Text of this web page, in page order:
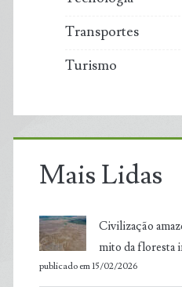
Transportes
Turismo
Mais Lidas
Civilização
mito da floresta
publicado em 15/02/2026